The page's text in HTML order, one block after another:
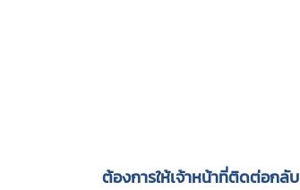
ต้องการให้เจ้าหน้าที่ติดต่อกลับ